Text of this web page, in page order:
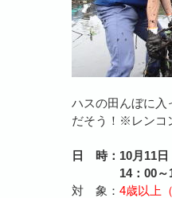
ハスの田んぼに入
だそう！※レンコ
日 時：10月11日
14：00～
対 象： 4歳以上